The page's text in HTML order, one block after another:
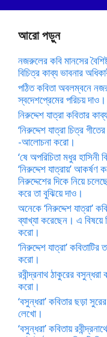
আরো পড়ুন
নজরুলের কবি মানসের
বিচিত্র কাব্য ভাবনার
পঠিত কবিতা অবলম্বনে
স্বদেশপ্রেমের পরিচয় দাও।
নিরুদ্দেশ যাত্রা কবিতার
‘নিরুদ্দেশ যাত্রা চিত্র
-আলোচনা করো।
‘ষে অপরিচিতা মধুর হাসিনী
‘নিরুদ্দেশ যাত্রায়’
নিরুদ্দেশের দিকে নিয়ে
করে তা বুঝিয়ে দাও।
অনেকে ‘নিরুদ্দেশ যাত্রা’
ব্যাখ্যা করেছেন। এ
করো।
‘নিরুদ্দেশ যাত্রা’ কবিতাটির
করো।
রবীন্দ্রনাথ ঠাকুরের বসুন্ধরা
করো।
‘বসুন্ধরা’ কবিতার ছড়া
লেখো।
‘বসুন্ধরা’ কবিতায়